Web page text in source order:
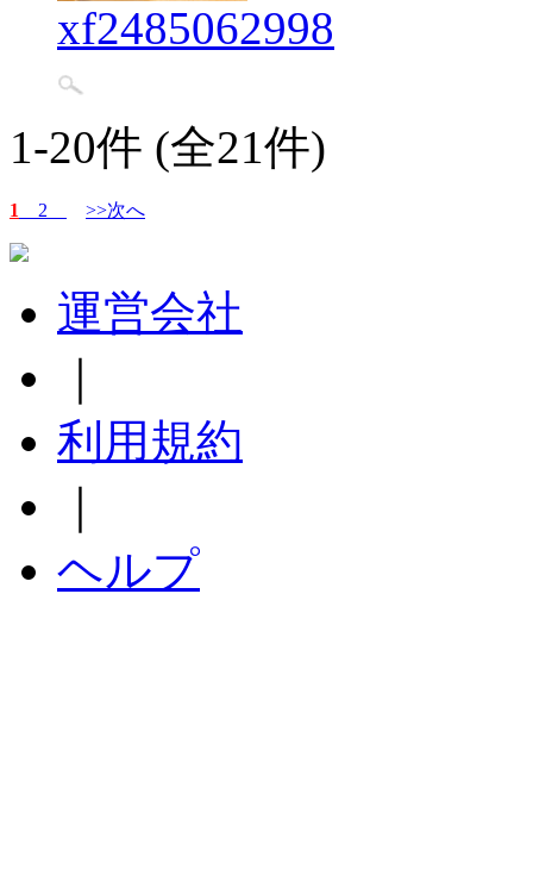
xf2485062998
1-20件 (全21件)
1 2 >>次へ
運営会社
利用規約
ヘルプ